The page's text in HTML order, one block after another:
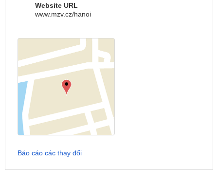
Website URL
www.mzv.cz/hanoi
Báo cáo các thay đổi